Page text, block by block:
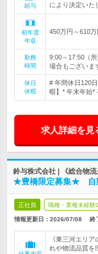
給与
により決定い
初年度
年収
450万円～610万
勤務
時間
9:00～17:50（
場合もござい
休日
休暇
# 年間休日120
暇】* 年末年始*
求人詳細を見
鈴与株式会社 | 《総合物
★豊橋限定募集★ 自動
正社員 職種・業種未経験
情報更新日：2026/07/08 終
《東三河エリ
れや物流品質を